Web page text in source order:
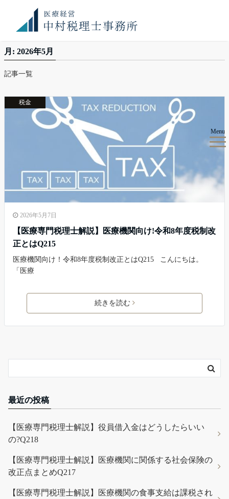
お知
らせ
満席御礼！ 現在、顧問先件数が上限に達しております。令
和8年度のご予約のご希望のみ、お問い合わせください。
Menu
医療経営 中村税理士事務所 2026年 5月
月: 2026年5月
記事一覧
税金
2026年5月7日
【医療専門税理士解説】医療機関向け!令和8年度税制改
正とはQ215
医療機関向け！令和8年度税制改正とはQ215 こんにちは。
「医療
続きを読む
最近の投稿
【医療専門税理士解説】役員借入金はどうしたらいい
の?Q218
【医療専門税理士解説】医療機関に関係する社会保険の
改正点まとめQ217
【医療専門税理士解説】医療機関の食事支給は課税され